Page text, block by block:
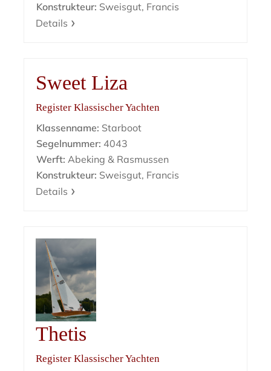
Konstrukteur: Sweisgut, Francis
Details
Sweet Liza
Register Klassischer Yachten
Klassenname: Starboot
Segelnummer: 4043
Werft: Abeking & Rasmussen
Konstrukteur: Sweisgut, Francis
Details
Thetis
Register Klassischer Yachten